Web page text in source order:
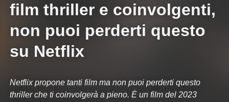
film thriller e coinvolgenti,
non puoi perderti questo
su Netflix
Netflix propone tanti film ma non puoi perderti questo
thriller che ti coinvolgerà a pieno. È un film del 2023